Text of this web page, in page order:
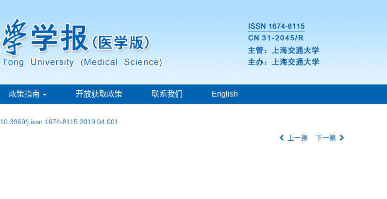
政策指南 开放获取政策 联系我们 English
10.3969/j.issn.1674-8115.2019.04.001
上一篇 下一篇